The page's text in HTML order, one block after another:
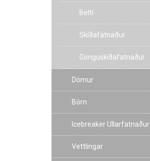
Belti
Skíðafatnaður
Gönguskíðafatnaður
Dömur
Börn
Icebreaker Ullarfatnaður
Vettlingar